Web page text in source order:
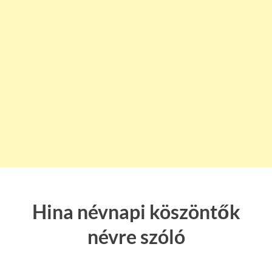
Hina névnapi köszöntők
névre szóló